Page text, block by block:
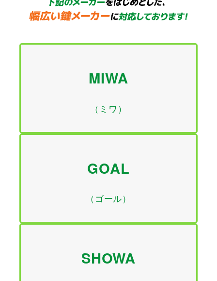
MIWA
（ミワ）
GOAL
（ゴール）
SHOWA